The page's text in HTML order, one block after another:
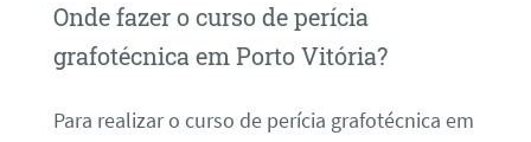
Onde fazer o curso de perícia
grafotécnica em Porto Vitória?
Para realizar o curso de perícia grafotécnica em